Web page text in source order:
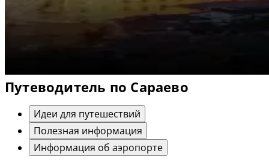
Путеводитель по Сараево
Идеи для путешествий
Полезная информация
Информация об аэропорте